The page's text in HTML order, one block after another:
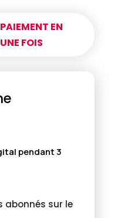
PAIEMENT EN
UNE FOIS
pendant 3
abonnés sur le